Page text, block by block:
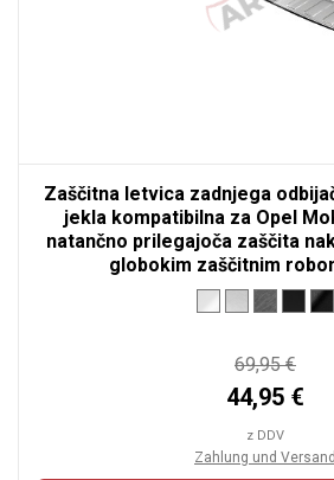
Zaščitna letvica zadnjega
jekla kompatibilna za Opel
natančno prilegajoča zaščita
globokim zaščitnim
69,95 €
44,95 €
z DDV
Zahlung und Versand